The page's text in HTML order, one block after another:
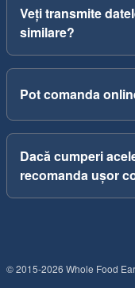
Veți transmite
similare?
Pot comanda
Dacă cumperi
recomanda ușor
© 2015-2026 Whole Food